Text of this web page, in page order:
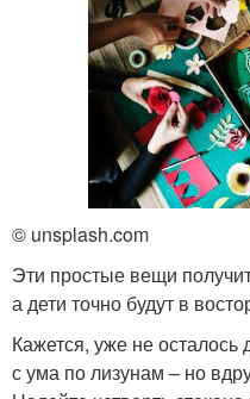
© unsplash.com
Эти простые вещи
а дети точно будут в
Кажется, уже не
с ума по лизунам – но